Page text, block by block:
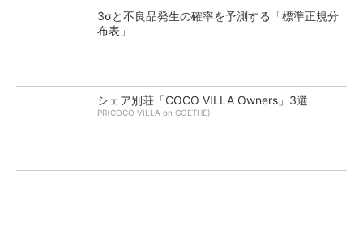
3σと不良品発生の確率を予測する「標準正規分
布表」
シェア別荘「COCO VILLA Owners」3選
PR(COCO VILLA on GOETHE)